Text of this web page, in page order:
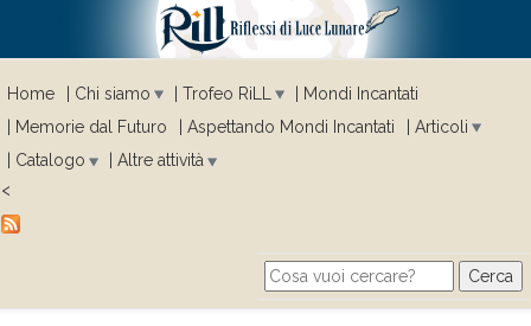
Home Chi siamo Trofeo RiLL
Mondi Incantati
Memorie dal Futuro
Aspettando Mondi Incantati
Articoli
Catalogo
Altre attività
<
Search form
Cerca